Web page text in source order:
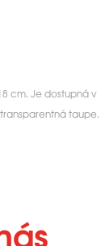
cm. Je dostupná v
taupe.